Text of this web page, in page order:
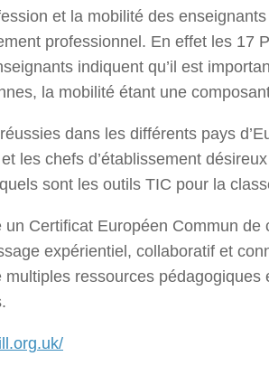
et la mobilité des
professionnel. En effet les 17
indiquent qu’il est
la mobilité étant une
dans les différents pays
les chefs d’établissement
sont les outils TIC pour la
Certificat Européen Commun
expérientiel, collaboratif et
ressources